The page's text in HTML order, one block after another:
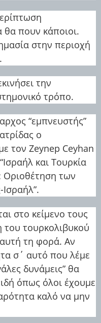
θα πουν κάποιοι.
στην περιοχή
την
τρόπο.
“εμπνευστής”
ο
τον Zeynep Ceyhan
και Τουρκία
Οριοθέτηση των
στο κείμενο τους
τουρκολιβυκού
τη φορά. Αν
σ΄ αυτό που λέμε
δυνάμεις” θα
όπως όλοι έχουμε
καλό να μην